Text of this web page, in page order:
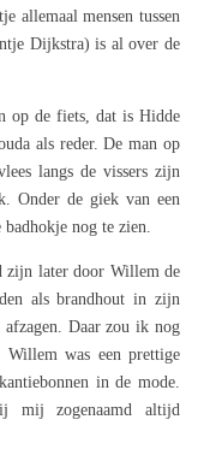
allemaal mensen tussen
Dijkstra) is al over de
op de fiets, dat is Hidde
als reder. De man op
langs de vissers zijn
Onder de giek van een
badhokje nog te zien.
zijn later door Willem de
als brandhout in zijn
Daar zou ik nog
Willem was een prettige
in de mode.
mij zogenaamd altijd